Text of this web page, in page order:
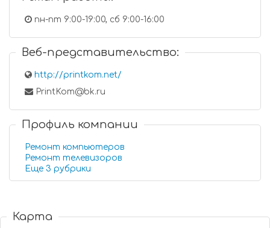
пн-пт 9:00-19:00, сб 9:00-16:00
Веб-представительство:
http://printkom.net/
PrintKom@bk.ru
Профиль компании
Ремонт компьютеров
Ремонт телевизоров
Еще 3 рубрики
Карта